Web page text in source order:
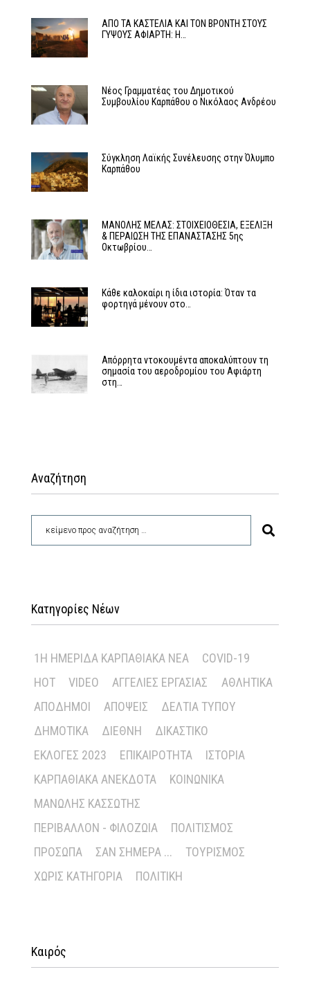
ΑΠΟ ΤΑ ΚΑΣΤΕΛΙΑ ΚΑΙ ΤΟΝ ΒΡΟΝΤΗ ΣΤΟΥΣ
ΓΥΨΟΥΣ ΑΦΙΑΡΤΗ: Η…
Νέος Γραμματέας του Δημοτικού
Συμβουλίου Καρπάθου ο Νικόλαος Ανδρέου
Σύγκληση Λαϊκής Συνέλευσης στην Όλυμπο
Καρπάθου
MΑΝΟΛΗΣ ΜΕΛΑΣ: ΣΤΟΙΧΕΙΟΘΕΣΙΑ, ΕΞΕΛΙΞΗ
& ΠΕΡΑΙΩΣΗ ΤΗΣ ΕΠΑΝΑΣΤΑΣΗΣ 5ης
Οκτωβρίου…
Κάθε καλοκαίρι η ίδια ιστορία: Όταν τα
φορτηγά μένουν στο…
Απόρρητα ντοκουμέντα αποκαλύπτουν τη
σημασία του αεροδρομίου του Αφιάρτη
στη…
Αναζήτηση
Κατηγορίες Νέων
1Η ΗΜΕΡΊΔΑ ΚΑΡΠΑΘΙΑΚΆ ΝΈΑ
COVID-19
HOT
VIDEO ΑΓΓΕΛΊΕΣ ΕΡΓΑΣΊΑΣ
ΑΘΛΗΤΙΚΆ
ΑΠΌΔΗΜΟΙ
ΑΠΌΨΕΙΣ
ΔΕΛΤΊΑ ΤΎΠΟΥ
ΔΗΜΟΤΙΚΆ
ΔΙΕΘΝΉ
ΔΙΚΑΣΤΙΚΌ
ΕΚΛΟΓΈΣ 2023
ΕΠΙΚΑΙΡΌΤΗΤΑ
ΙΣΤΟΡΊΑ
ΚΑΡΠΑΘΙΑΚΆ ΑΝΈΚΔΟΤΑ
ΚΟΙΝΩΝΙΚΆ
ΜΑΝΏΛΗΣ ΚΑΣΣΏΤΗΣ
ΠΕΡΙΒΆΛΛΟΝ - ΦΙΛΟΖΩΊΑ
ΠΟΛΙΤΙΣΜΌΣ
ΠΡΌΣΩΠΑ
ΣΑΝ ΣΉΜΕΡΑ ...
ΤΟΥΡΙΣΜΌΣ
ΧΩΡΊΣ ΚΑΤΗΓΟΡΊΑ
ΠΟΛΙΤΙΚΉ
Καιρός